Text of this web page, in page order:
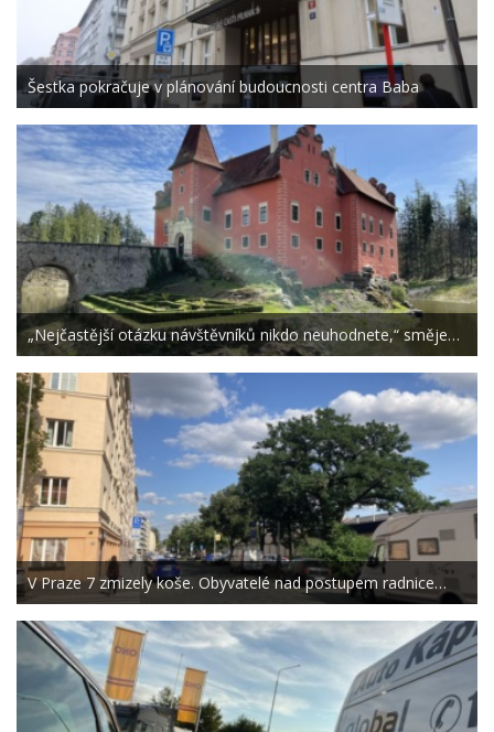
Šestka pokračuje v plánování budoucnosti centra Baba
„Nejčastější otázku návštěvníků nikdo neuhodnete,“ směje…
V Praze 7 zmizely koše. Obyvatelé nad postupem radnice…